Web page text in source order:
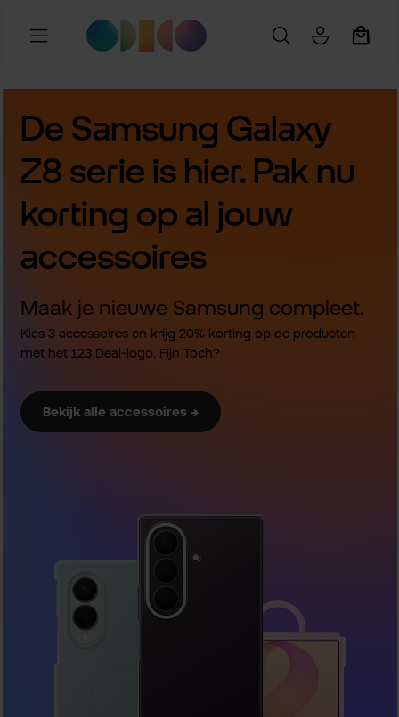
Ga naar de hoofdinhoud
De Samsung Galaxy
Z8 serie is hier. Pak nu
korting op al jouw
accessoires
Maak je nieuwe Samsung compleet.
Kies 3 accessoires en krijg 20% korting op de producten
met het 123 Deal-logo. Fijn Toch?
Bekijk alle accessoires →